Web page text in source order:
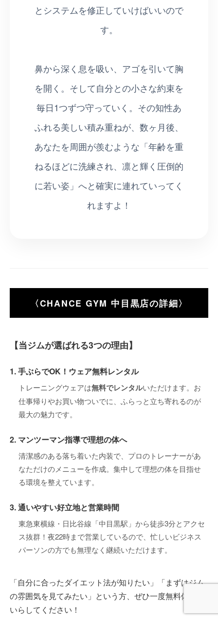
とシステムを修正していけばいいので
す。
鼻から深く息を吸い、アゴを引いて胸
を開く。そして自分との小さな約束を
毎日1つずつ守っていく。その知性あ
ふれる美しい積み重ねが、数ヶ月後、
あなたを周囲が羨むような「年齢を重
ねるほどに洗練され、凛と輝く圧倒的
に若い姿」へと確実に連れていってく
れますよ！
〈CHANCE GYM 中目黒店の詳細〉
【当ジムが選ばれる3つの理由】
1. 手ぶらでOK！ウェア無料レンタル
トレーニングウェアは無料でレンタルいただけます。お
仕事帰りやお買い物ついでに、ふらっと立ち寄れるのが
最大の魅力です。
2. マンツーマン指導で理想の体へ
清潔感のある落ち着いた内装で、プロのトレーナーがあ
なただけのメニューを作成。集中して理想の体を目指せ
る環境を整えています。
3. 通いやすい好立地と営業時間
東急東横線・日比谷線「中目黒駅」から徒歩3分とアクセ
ス抜群！夜22時まで営業しているので、忙しいビジネス
パーソンの方でも無理なく継続いただけます。
「自分に合ったダイエット法が知りたい」「まずはジム
の雰囲気を見てみたい」という方、ぜひ一度無料体験に
いらしてください！